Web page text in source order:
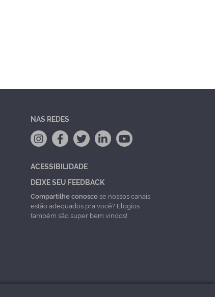
NAS REDES
ACESSIBILIDADE
DEIXE SEU FEEDBACK
Compartilhe conoscose nossos canais
estão adequados pra você? Elogios
também são super bem vindos!